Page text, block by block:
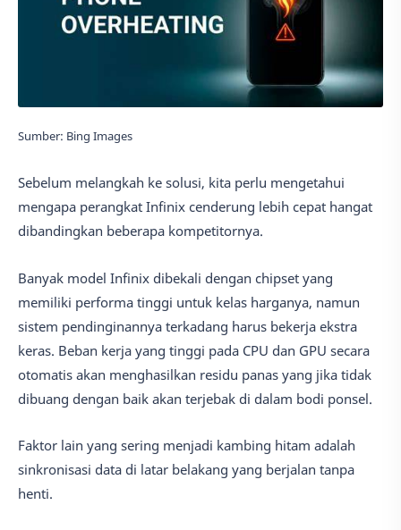
Sumber: Bing Images
Sebelum melangkah ke solusi, kita perlu mengetahui
mengapa perangkat Infinix cenderung lebih cepat hangat
dibandingkan beberapa kompetitornya.
Banyak model Infinix dibekali dengan chipset yang
memiliki performa tinggi untuk kelas harganya, namun
sistem pendinginannya terkadang harus bekerja ekstra
keras. Beban kerja yang tinggi pada CPU dan GPU secara
otomatis akan menghasilkan residu panas yang jika tidak
dibuang dengan baik akan terjebak di dalam bodi ponsel.
Faktor lain yang sering menjadi kambing hitam adalah
sinkronisasi data di latar belakang yang berjalan tanpa
henti.